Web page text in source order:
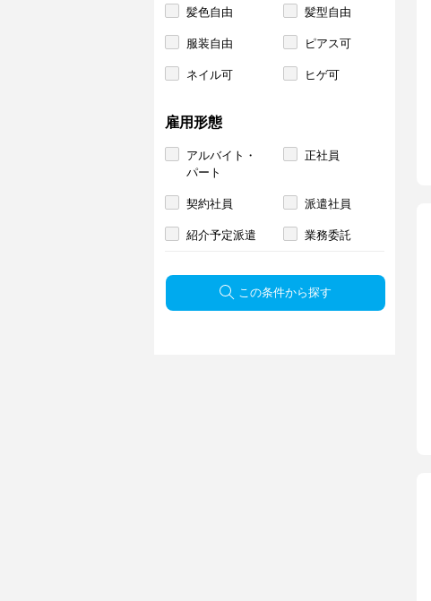
髪色自由 髪型自由
服装自由 ピアス可
ネイル可 ヒゲ可
雇用形態
アルバイト・
パート
正社員
契約社員 派遣社員
紹介予定派遣 業務委託
この条件から探す